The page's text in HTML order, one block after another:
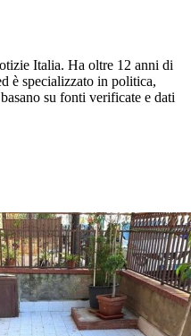
Italia. Ha oltre 12 anni di
è specializzato in politica,
su fonti verificate e dati